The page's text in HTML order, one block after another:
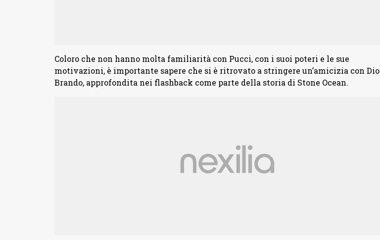
Coloro che non hanno molta familiarità con Pucci, con i suoi poteri e le sue
motivazioni, è importante sapere che si è ritrovato a stringere un’amicizia con Dio
Brando, approfondita nei flashback come parte della storia di Stone Ocean.